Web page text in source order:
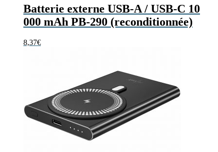
Batterie externe USB-A / USB-C 10
000 mAh PB-290 (reconditionnée)
8,37€